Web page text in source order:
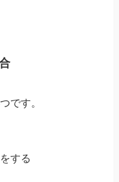
です。
する